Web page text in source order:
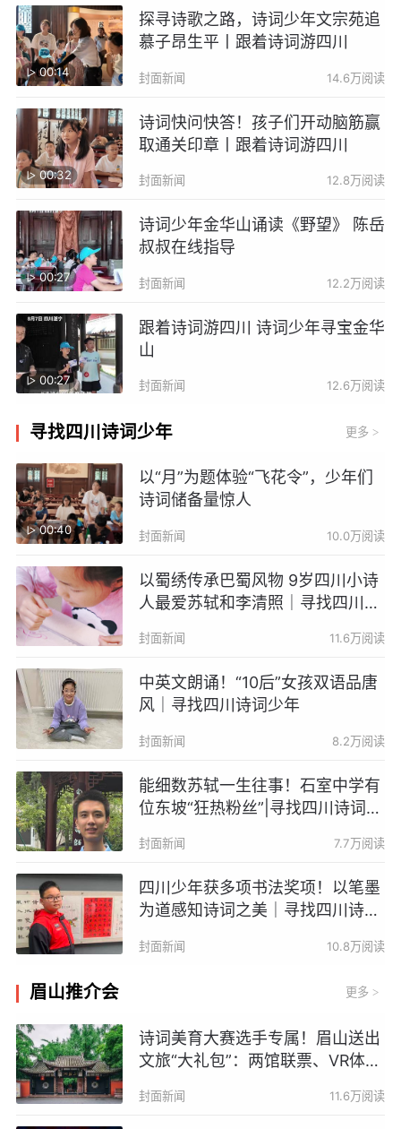
00:14
探寻诗歌之路，诗词少年文宗苑追
慕子昂生平丨跟着诗词游四川
封面新闻 14.6万阅读
00:32
诗词快问快答！孩子们开动脑筋赢
取通关印章丨跟着诗词游四川
封面新闻 12.8万阅读
00:27
诗词少年金华山诵读《野望》 陈岳
叔叔在线指导
封面新闻 12.2万阅读
00:27
跟着诗词游四川 诗词少年寻宝金华
山
封面新闻 12.6万阅读
寻找四川诗词少年 更多 >
00:40
以“月”为题体验“飞花令”，少年们
诗词储备量惊人
封面新闻 10.0万阅读
以蜀绣传承巴蜀风物 9岁四川小诗
人最爱苏轼和李清照｜寻找四川诗
封面新闻 11.6万阅读
中英文朗诵！“10后”女孩双语品唐
风｜寻找四川诗词少年
封面新闻 8.2万阅读
能细数苏轼一生往事！石室中学有
位东坡“狂热粉丝”|寻找四川诗词少
封面新闻 7.7万阅读
四川少年获多项书法奖项！以笔墨
为道感知诗词之美｜寻找四川诗词
封面新闻 10.8万阅读
眉山推介会 更多 >
诗词美育大赛选手专属！眉山送出
文旅“大礼包”：两馆联票、VR体
封面新闻 11.6万阅读